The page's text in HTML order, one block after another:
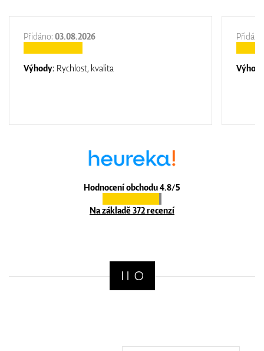
Hodnocení obchodu 4.8/5
Na základě 372 recenzí
Přidáno: 03.08.2026
Výhody: Rychlost, kvalita